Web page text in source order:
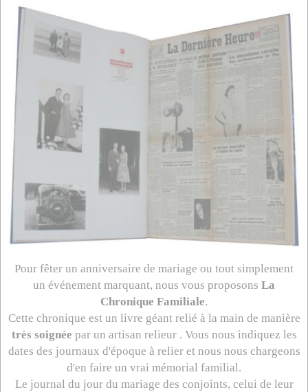
Pour fêter un anniversaire de mariage ou tout simplement
un événement marquant, nous vous proposons La
Chronique Familiale.
Cette chronique est un livre géant relié à la main de manière
très soignée par un artisan relieur . Vous nous indiquez les
dates des journaux d'époque à relier et nous nous chargeons
d'en faire un vrai mémorial familial.
Le journal du jour du mariage des conjoints, celui de leur